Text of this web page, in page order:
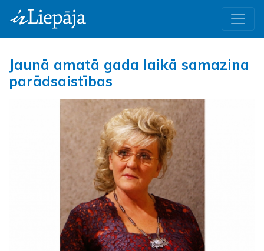
Jaunā amatā gada laikā samazina
parādsaistības